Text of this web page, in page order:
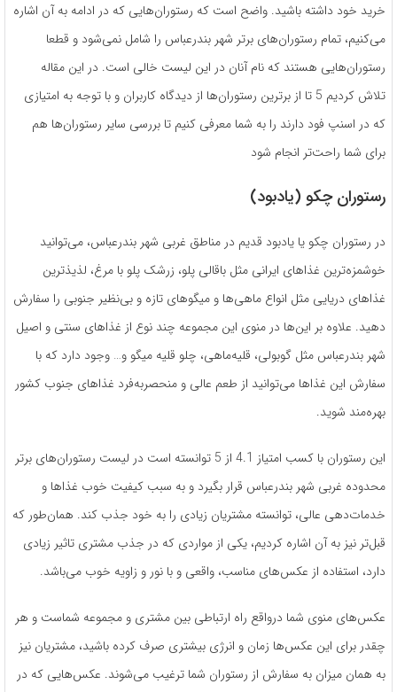
خرید خود داشته باشید. واضح است که رستوران‌هایی که در ادامه به آن اشاره
می‌کنیم، تمام رستوران‌های برتر شهر بندرعباس را شامل نمی‌شود و قطعا
رستوران‌هایی هستند که نام آنان در این لیست خالی است. در این مقاله
تلاش کردیم 5 تا از برترین رستوران‌ها از دیدگاه کاربران و با توجه به امتیازی
که در اسنپ فود دارند را به شما معرفی کنیم تا بررسی سایر رستوران‌ها هم
برای شما راحت‌تر انجام شود
رستوران چکو (یادبود)
در رستوران چکو یا یادبود قدیم در مناطق غربی شهر بندرعباس، می‌توانید
خوشمزه‌ترین غذاهای ایرانی مثل باقالی پلو، زرشک پلو با مرغ، لذیذترین
غذاهای دریایی مثل انواع ماهی‌ها و میگوهای تازه و بی‌نظیر جنوبی را سفارش
دهید. علاوه بر این‌ها در منوی این مجموعه چند نوع از غذاهای سنتی و اصیل
شهر بندرعباس مثل گوبولی، قلیه‌ماهی، چلو قلیه میگو و… وجود دارد که با
سفارش این غذاها می‌توانید از طعم عالی و منحصر‌به‌فرد غذاهای جنوب کشور
بهره‌مند شوید.
این رستوران با کسب امتیاز 4.1 از 5 توانسته است در لیست رستوران‌های برتر
محدوده غربی شهر بندرعباس قرار بگیرد و به سبب کیفیت خوب غذاها و
خدمات‌دهی عالی، توانسته مشتریان زیادی را به خود جذب کند. همان‌طور که
قبل‌تر نیز به آن اشاره کردیم، یکی از مواردی که در جذب مشتری تاثیر زیادی
دارد، استفاده از عکس‌های مناسب، واقعی و با نور و زاویه خوب می‌باشد.
عکس‌های منوی شما در‌واقع راه ارتباطی بین مشتری و مجموعه شماست و هر
چقدر برای این عکس‌ها زمان و انرژی بیشتری صرف کرده باشید، مشتریان نیز
به همان میزان به سفارش از رستوران شما ترغیب می‌شوند. عکس‌هایی که در